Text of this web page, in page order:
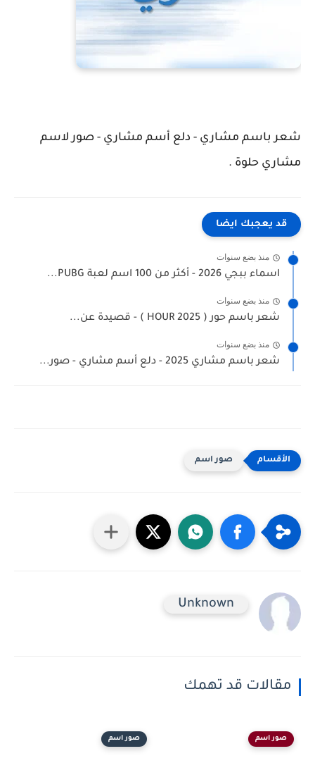
شعر باسم مشاري - دلع أسم مشاري - صور لاسم
مشاري حلوة .
قد يعجبك ايضا
منذ بضع سنوات
اسماء ببجي 2026 - أكثر من 100 اسم لعبة PUBG...
منذ بضع سنوات
شعر باسم حور ( HOUR 2025 ) - قصيدة عن...
منذ بضع سنوات
شعر باسم مشاري 2025 - دلع أسم مشاري - صور...
صور اسم
Unknown
مقالات قد تهمك
صور اسم صور اسم